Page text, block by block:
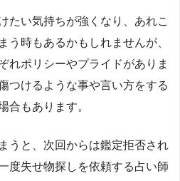
たい気持ちが強くなり、あれこ
う時もあるかもしれませんが、
れポリシーやプライドがありま
つけるような事や言い方をする
合もあります。
うと、次回からは鑑定拒否され
度失せ物探しを依頼する占い師